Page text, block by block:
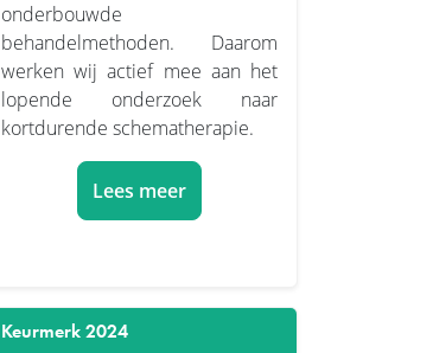
onderbouwde
behandelmethoden. Daarom
werken wij actief mee aan het
lopende onderzoek naar
kortdurende schematherapie.
Lees meer
Keurmerk 2024